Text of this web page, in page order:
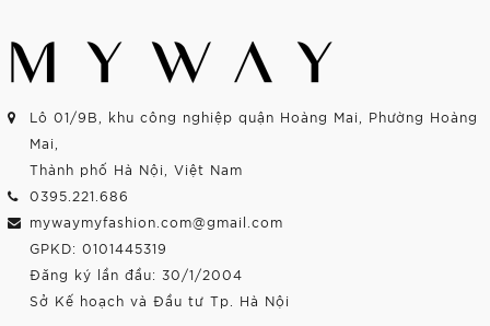
Lô 01/9B, khu công nghiệp quận Hoàng Mai, Phường Hoàng
Mai,
Thành phố Hà Nội, Việt Nam
0395.221.686
mywaymyfashion.com@gmail.com
GPKD: 0101445319
Đăng ký lần đầu: 30/1/2004
Sở Kế hoạch và Đầu tư Tp. Hà Nội